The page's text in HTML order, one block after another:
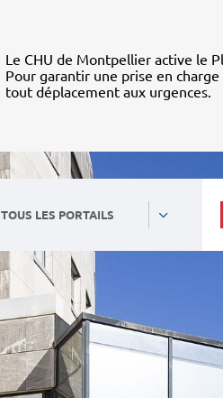
Le CHU de Montpellier active le
Pour garantir une prise en
tout déplacement aux urgences.
TOUS LES PORTAILS